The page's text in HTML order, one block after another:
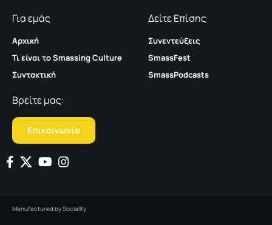
Για εμάς
Αρχική
Τι είναι το Smassing Culture
Συντακτική
Δείτε Επίσης
Συνεντεύξεις
SmassFest
SmassPodcasts
Βρείτε μας:
Επικοινωνία
Manufactured bySociality